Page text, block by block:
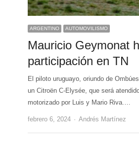
ARGENTINO AUTOMOVILISMO
Mauricio Geymonat
participación en TN
El piloto uruguayo, oriundo de
un Citroën C-Elysée, que será
motorizado por Luis y Mario Riva.…
febrero 6, 2024 Author
Andrés Martínez